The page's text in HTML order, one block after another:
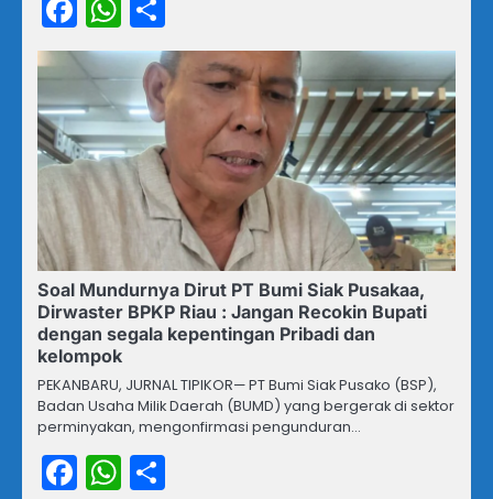
Soal Mundurnya Dirut PT Bumi Siak Pusakaa,
Dirwaster BPKP Riau : Jangan Recokin Bupati
dengan segala kepentingan Pribadi dan
kelompok
PEKANBARU, JURNAL TIPIKOR— PT Bumi Siak Pusako (BSP),
Badan Usaha Milik Daerah (BUMD) yang bergerak di sektor
perminyakan, mengonfirmasi pengunduran…
Facebook
WhatsApp